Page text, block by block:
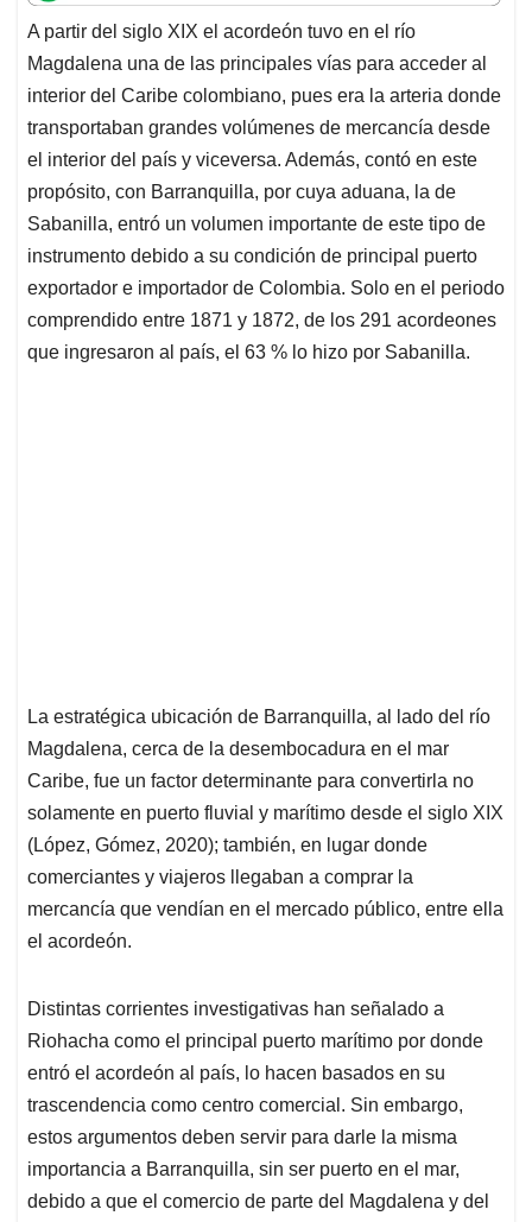
t
s
A
p
p
e
b
o
o
k
k
e
d
I
n
i
l
e
a
d
s
A partir del siglo XIX el acordeón tuvo en el río
Magdalena una de las principales vías para acceder al
interior del Caribe colombiano, pues era la arteria donde
transportaban grandes volúmenes de mercancía desde
el interior del país y viceversa. Además, contó en este
propósito, con Barranquilla, por cuya aduana, la de
Sabanilla, entró un volumen importante de este tipo de
instrumento debido a su condición de principal puerto
exportador e importador de Colombia. Solo en el periodo
comprendido entre 1871 y 1872, de los 291 acordeones
que ingresaron al país, el 63 % lo hizo por Sabanilla.
La estratégica ubicación de Barranquilla, al lado del río
Magdalena, cerca de la desembocadura en el mar
Caribe, fue un factor determinante para convertirla no
solamente en puerto fluvial y marítimo desde el siglo XIX
(López, Gómez, 2020); también, en lugar donde
comerciantes y viajeros llegaban a comprar la
mercancía que vendían en el mercado público, entre ella
el acordeón.
Distintas corrientes investigativas han señalado a
Riohacha como el principal puerto marítimo por donde
entró el acordeón al país, lo hacen basados en su
trascendencia como centro comercial. Sin embargo,
estos argumentos deben servir para darle la misma
importancia a Barranquilla, sin ser puerto en el mar,
debido a que el comercio de parte del Magdalena y del